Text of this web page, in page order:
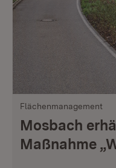
Flächenmanagement
Mosbach
Maßnahme